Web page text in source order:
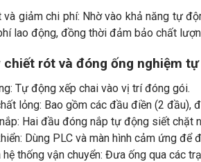
và giảm chi phí: Nhờ vào khả năng tự
lao động, đồng thời đảm bảo chất
chiết rót và đóng ống nghiệm
Tự động xếp chai vào vị trí đóng gói.
lỏng: Bao gồm các đầu điền (2 đầu),
Hai đầu đóng nắp tự động siết chặt
Dùng PLC và màn hình cảm ứng để
hệ thống vận chuyển: Đưa ống qua các